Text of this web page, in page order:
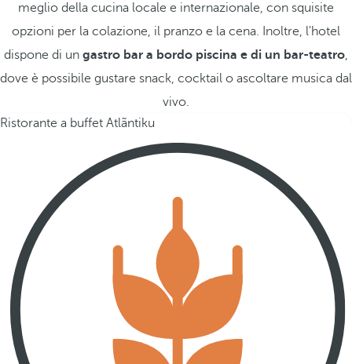
meglio della cucina locale e internazionale, con squisite
opzioni per la colazione, il pranzo e la cena. Inoltre, l'hotel
dispone di un gastro bar a bordo piscina e di un bar-teatro,
dove è possibile gustare snack, cocktail o ascoltare musica dal
vivo.
Ristorante a buffet Atlãntiku